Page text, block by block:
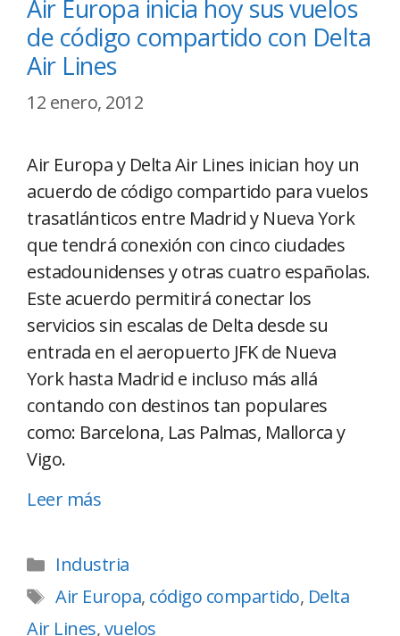
Air Europa inicia hoy sus vuelos
de código compartido con Delta
Air Lines
12 enero, 2012
Air Europa y Delta Air Lines inician hoy un
acuerdo de código compartido para vuelos
trasatlánticos entre Madrid y Nueva York
que tendrá conexión con cinco ciudades
estadounidenses y otras cuatro españolas.
Este acuerdo permitirá conectar los
servicios sin escalas de Delta desde su
entrada en el aeropuerto JFK de Nueva
York hasta Madrid e incluso más allá
contando con destinos tan populares
como: Barcelona, Las Palmas, Mallorca y
Vigo.
Leer más
Industria
Air Europa, código compartido, Delta
Air Lines,vuelos